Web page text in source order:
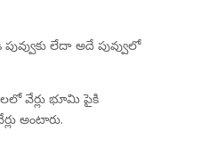
లేదా అదే పువ్వులో
వేర్లు భూమి పైకి
అంటారు.